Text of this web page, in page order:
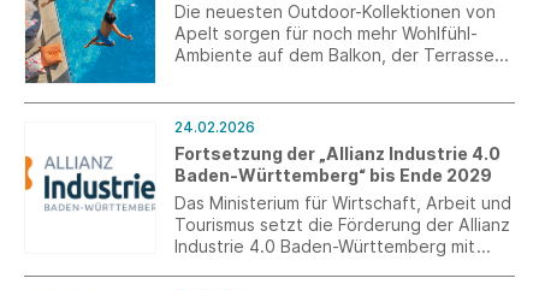
Die neuesten Outdoor-Kollektionen von
Apelt sorgen für noch mehr Wohlfühl-
Ambiente auf dem Balkon, der Terrasse
fantastischen technischen Eigenschaften
für einen unvergeßlichen Sommer im
24.02.2026
Fortsetzung der „Allianz Industrie 4.0
Baden-Württemberg“ bis Ende 2029
Das Ministerium für Wirtschaft, Arbeit und
Tourismus setzt die Förderung der Allianz
Industrie 4.0 Baden-Württemberg mit